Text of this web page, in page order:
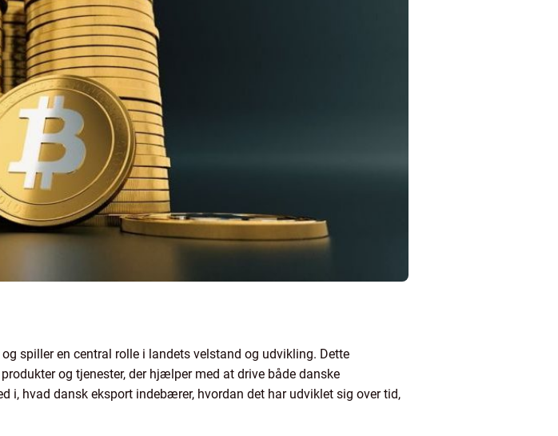
spiller en central rolle i landets velstand og udvikling. Dette
og tjenester, der hjælper med at drive både danske
i, hvad dansk eksport indebærer, hvordan det har udviklet sig over tid,